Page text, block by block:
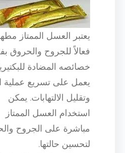
يعتبر العسل الممتاز
فعالاً للجروح والحروق
خصائصه المضادة
يعمل على تسريع عملية
وتقليل الالتهابات. يمكن
استخدام العسل الممتاز
مباشرة على الجروح
لتحسين حالتها.